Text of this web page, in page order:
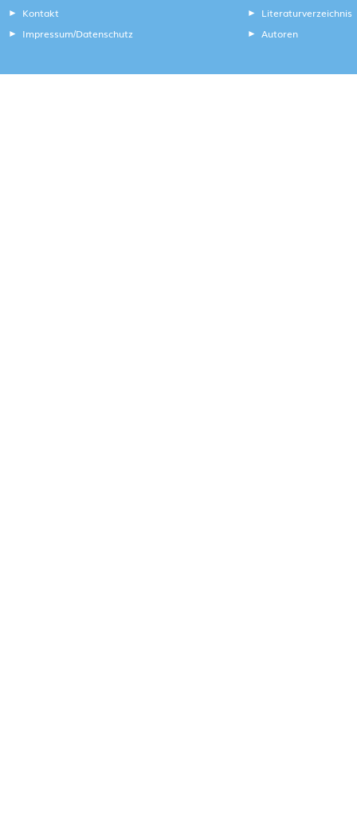
Kontakt
Impressum/Datenschutz
Literaturverzeichnis
Autoren